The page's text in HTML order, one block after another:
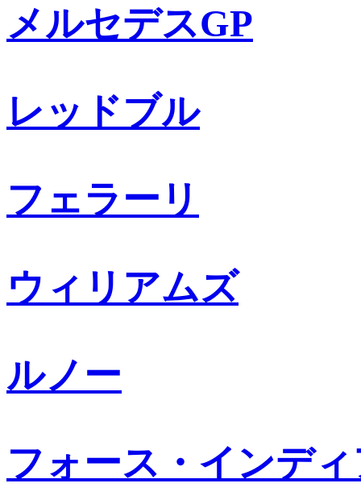
メルセデスGP
レッドブル
フェラーリ
ウィリアムズ
ルノー
フォース・インデ